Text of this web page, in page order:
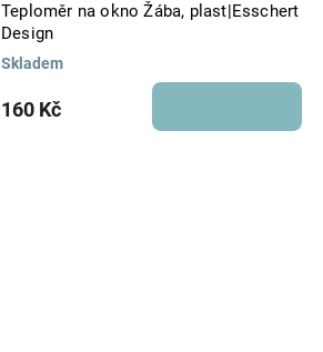
Teploměr na okno Žába, plast|Esschert
Design
Skladem
160 Kč